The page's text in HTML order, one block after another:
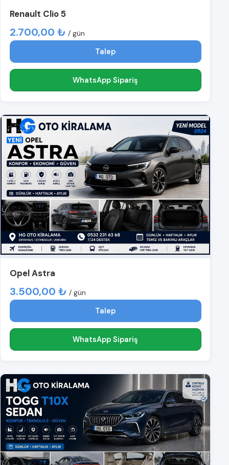
Renault Clio 5
2.700,00 ₺ / gün
Talep
WhatsApp Sipariş
Opel Astra
3.500,00 ₺ / gün
Talep
WhatsApp Sipariş